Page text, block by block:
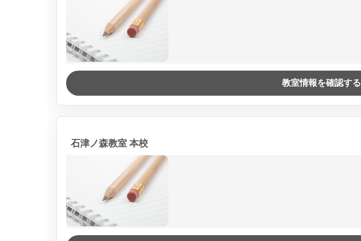
教室情報を確認する
石津ノ森教室 本校